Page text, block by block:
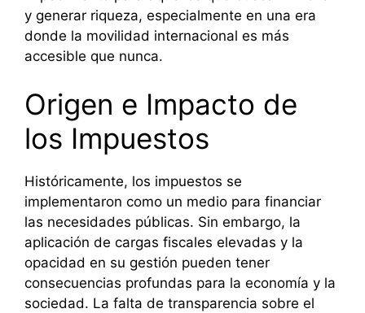
y generar riqueza, especialmente en una era
donde la movilidad internacional es más
accesible que nunca.
Origen e Impacto de
los Impuestos
Históricamente, los impuestos se
implementaron como un medio para financiar
las necesidades públicas. Sin embargo, la
aplicación de cargas fiscales elevadas y la
opacidad en su gestión pueden tener
consecuencias profundas para la economía y la
sociedad. La falta de transparencia sobre el